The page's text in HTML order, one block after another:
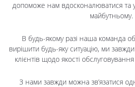
допоможе нам вдосконалюватися та
майбутньому.
В будь-якому разі наша команда
вирішити будь-яку ситуацію, ми
клієнтів щодо якості
З нами завжди можна зв’язатися